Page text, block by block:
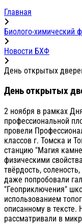
Главная
Биолого-химический
Новости БХФ
День открытых
День открытых
2 ноября в рамках
профессиональной
провели
классов г. Томска и
станцию "Магия
физическими
твёрдость,
даже попробовали
"Геоприключения"
использованием
описанному в
рассматривали в